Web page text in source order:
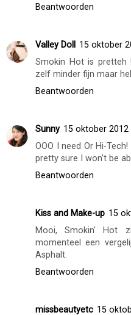
Beantwoorden
Liesbeth 15 oktober
Pretttyy! Qua topcoat
hij 'sneller' droogt
voor mijn kleine geduld!
Valley Doll
15 oktober
Smokin Hot is pretteh
zelf minder fijn maar
Sunny
15 oktober 2012
OOO I need Or Hi-
pretty sure I won't be
Beantwoorden
Kiss and Make-up 15